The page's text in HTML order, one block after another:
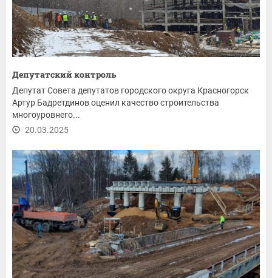
Депутатский контроль
Депутат Совета депутатов городского округа Красногорск
Артур Бадретдинов оценил качество строительства
многоуровнего...
20.03.2025